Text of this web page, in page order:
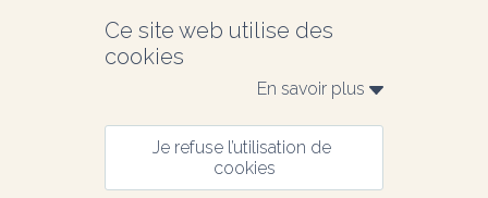
Ce site web utilise des
cookies
En savoir plus
Je refuse l’utilisation de
cookies